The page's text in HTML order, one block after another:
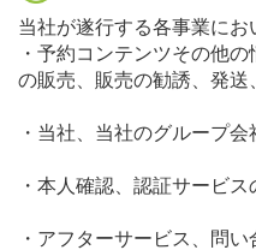
当社が遂行する各事業にお
・予約コンテンツその他
の販売、販売の勧誘、発送
・当社、当社のグループ
・本人確認、認証サービス
・アフターサービス、問